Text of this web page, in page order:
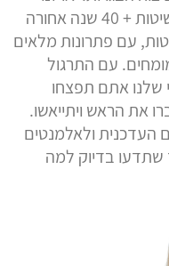
לכם בספרים, סיכומים + טיפים + שיטות + 40 שנה אחורה
עם פתרונות מלאים
עם התרגול
שלנו אתם תפצחו
את הראש ויתייאשו.
העדכנית ולאלמנטים
שתדעו בדיוק למה